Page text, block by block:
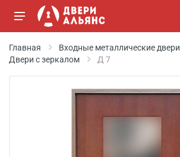
Главная
Входные металлические двери
Двери с зеркалом
Д 7